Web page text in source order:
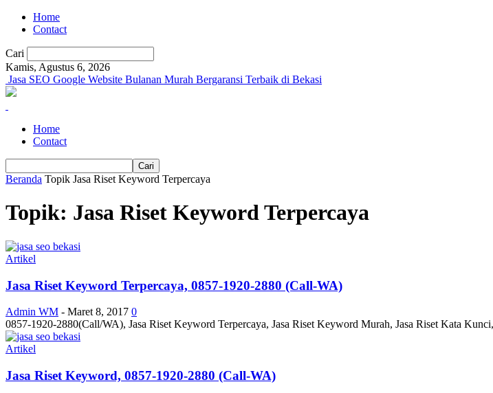
Home
Contact
Cari
Kamis, Agustus 6, 2026
Jasa SEO Google Website Bulanan Murah Bergaransi Terbaik di Bekasi
Home
Contact
Beranda Topik Jasa Riset Keyword Terpercaya
Topik: Jasa Riset Keyword Terpercaya
Artikel
Jasa Riset Keyword Terpercaya, 0857-1920-2880 (Call-WA)
Admin WM - Maret 8, 2017 0
0857-1920-2880(Call/WA), Jasa Riset Keyword Terpercaya, Jasa Riset Keyword Murah, Jasa Riset Kata
Artikel
Jasa Riset Keyword, 0857-1920-2880 (Call-WA)